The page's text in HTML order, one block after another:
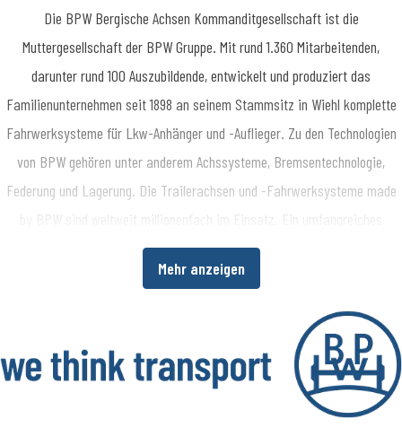
Mehr anzeigen
​Die BPW Bergische Achsen Kommanditgesellschaft ist die
Muttergesellschaft der BPW Gruppe. Mit rund 1.360 Mitarbeitenden,
darunter rund 100 Auszubildende, entwickelt und produziert das
Familienunternehmen seit 1898 an seinem Stammsitz in Wiehl komplette
Fahrwerksysteme für Lkw-Anhänger und -Auflieger. Zu den Technologien
von BPW gehören unter anderem Achssysteme, Bremsentechnologie,
Federung und Lagerung. Die Trailerachsen und -Fahrwerksysteme made
by BPW sind weltweit millionenfach im Einsatz. Ein umfangreiches
Dienstleistungsspektrum bietet Fahrzeugherstellern und -betreibern
darüber hinaus die Möglichkeit, die Wirtschaftlichkeit in ihren
Über die BPW Gruppe
​Die BPW Gruppe erforscht, entwickelt und produziert alles, was den
Transport bewegt, sichert, beleuchtet, intelligent macht und digital